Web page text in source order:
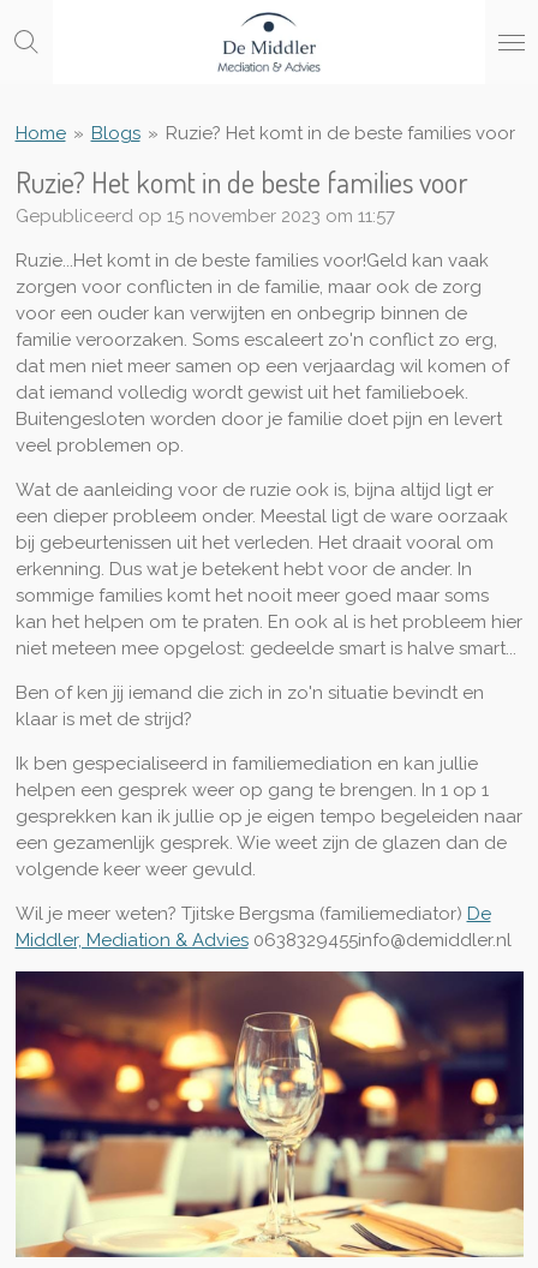
direct
hoofdinhoud
Home » Blogs » Ruzie? Het komt in de beste families voor
Ruzie? Het komt in de beste families voor
Gepubliceerd op 15 november 2023 om 11:57
Ruzie...Het komt in de beste families voor!Geld kan vaak
zorgen voor conflicten in de familie, maar ook de zorg
voor een ouder kan verwijten en onbegrip binnen de
familie veroorzaken. Soms escaleert zo'n conflict zo erg,
dat men niet meer samen op een verjaardag wil komen of
dat iemand volledig wordt gewist uit het familieboek.
Buitengesloten worden door je familie doet pijn en levert
veel problemen op.
Wat de aanleiding voor de ruzie ook is, bijna altijd ligt er
een dieper probleem onder. Meestal ligt de ware oorzaak
bij gebeurtenissen uit het verleden. Het draait vooral om
erkenning. Dus wat je betekent hebt voor de ander. In
sommige families komt het nooit meer goed maar soms
kan het helpen om te praten. En ook al is het probleem hier
niet meteen mee opgelost: gedeelde smart is halve smart...
Ben of ken jij iemand die zich in zo'n situatie bevindt en
klaar is met de strijd?
Ik ben gespecialiseerd in familiemediation en kan jullie
helpen een gesprek weer op gang te brengen. In 1 op 1
gesprekken kan ik jullie op je eigen tempo begeleiden naar
een gezamenlijk gesprek. Wie weet zijn de glazen dan de
volgende keer weer gevuld.
Wil je meer weten? Tjitske Bergsma (familiemediator) De
Middler, Mediation & Advies 0638329455info@demiddler.nl